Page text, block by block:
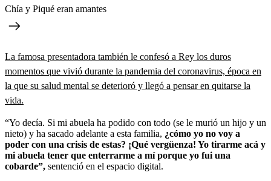
Chía y Piqué eran amantes
La famosa presentadora también le confesó a Rey los duros
momentos que vivió durante la pandemia del coronavirus, época en
la que su salud mental se deterioró y llegó a pensar en quitarse la
vida.
“Yo decía. Si mi abuela ha podido con todo (se le murió un hijo y un
nieto) y ha sacado adelante a esta familia, ¿cómo yo no voy a
poder con una crisis de estas? ¡Qué vergüenza! Yo tirarme acá y
mi abuela tener que enterrarme a mí porque yo fui una
cobarde”, sentenció en el espacio digital.